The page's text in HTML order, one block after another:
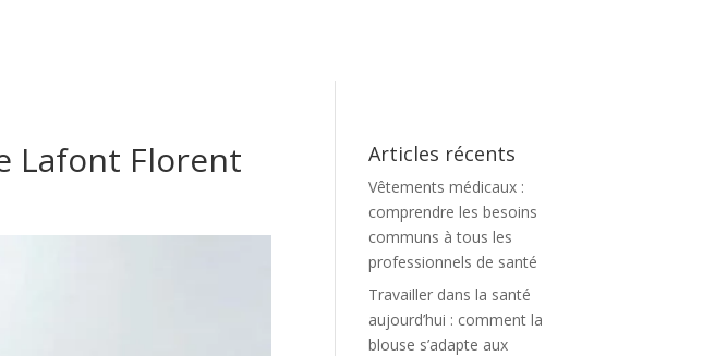
Lafont Florent Articles récents
Vêtements médicaux :
comprendre les besoins
communs à tous les
professionnels de santé
Travailler dans la santé
aujourd’hui : comment la
blouse s’adapte aux